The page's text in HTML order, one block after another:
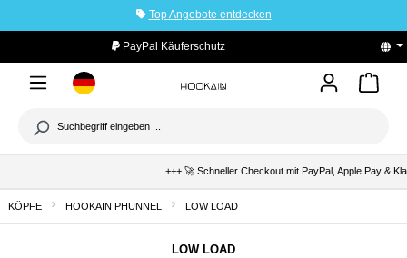
Top Angebote entdecken
PayPal Käuferschutz
+++ 🚀 Schneller Checkout mit PayPal, Apple Pay &
KÖPFE HOOKAIN PHUNNEL LOW LOAD
LOW LOAD